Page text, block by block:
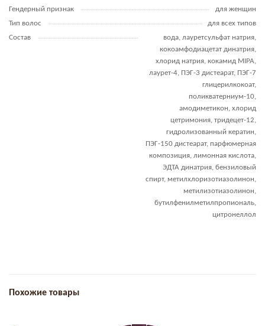
Гендерный признак
для женщин
Тип волос
для всех типов
Состав
вода, лауретсульфат натрия,
кокоамфодиацетат динатрия,
хлорид натрия, кокамид MIPA,
лаурет-4, ПЭГ-3 дистеарат, ПЭГ-7
глицерилкокоат,
поликватерниум-10,
амодиметикон, хлорид
цетримония, тридецет-12,
гидролизованный кератин,
ПЭГ-150 дистеарат, парфюмерная
композиция, лимонная кислота,
ЭДТА динатрия, бензиловый
спирт, метилхлоризотиазолинон,
метилизотиазолинон,
бутилфенилметилпропиональ,
цитронеллол
Похожие товары